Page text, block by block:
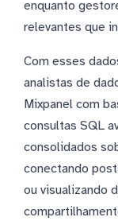
enquanto
relevantes que
Com esses
analistas de
Mixpanel com
consultas SQL
consolidados
conectando
ou visualizando